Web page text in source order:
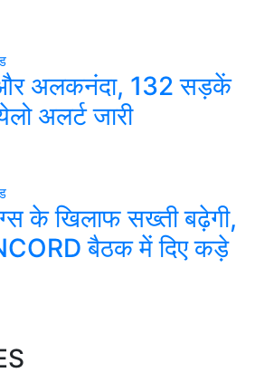
और अलकनंदा, 132 सड़कें
अलर्ट जारी
के खिलाफ सख्ती बढ़ेगी,
बैठक में दिए कड़े